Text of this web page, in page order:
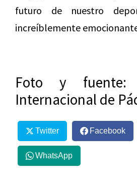
futuro de nuestro
increíblemente
Foto y fuente:
Internacional de
Twitter Facebook
WhatsApp